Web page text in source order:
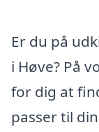
Er du på
i Høve? På
for dig at
passer til